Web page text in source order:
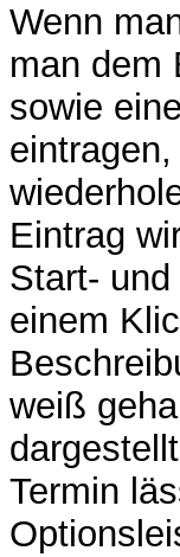
Wenn
man dem
sowie
Eintrag
Start-
einem
weiß
Termin